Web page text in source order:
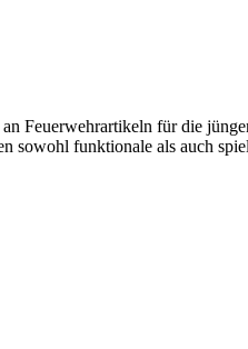
Feuerwehrartikeln für die
funktionale als auch